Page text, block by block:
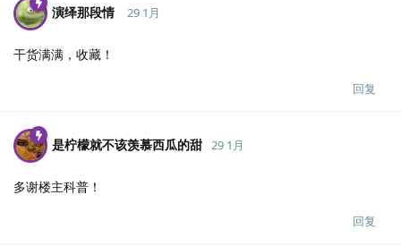
演绎那段情 29 1月
干货满满，收藏！
回复
是柠檬就不该羡慕西瓜的甜 29 1月
多谢楼主科普！
回复